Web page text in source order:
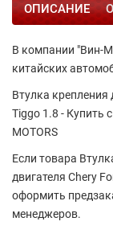
ОПИСАНИЕ
В компании "Вин-
китайских
Втулка крепления
Tiggo 1.8 - Купить
MOTORS
Если товара
двигателя Chery
оформить
менеджеров.